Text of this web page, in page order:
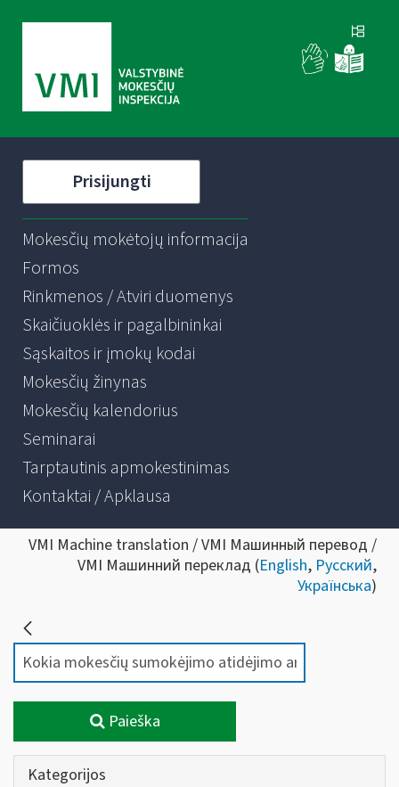
Prisijungti
Mokesčių mokėtojų informacija
Formos
Rinkmenos / Atviri duomenys
Skaičiuoklės ir pagalbininkai
Sąskaitos ir įmokų kodai
Mokesčių žinynas
Mokesčių kalendorius
Seminarai
Tarptautinis apmokestinimas
Kontaktai / Apklausa
VMI Machine translation / VMI Машинный перевод /
VMI Машинний переклад (English, Русский,
Українська)
Paieška
Kategorijos